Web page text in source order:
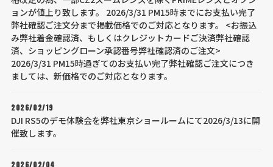
ョンが値上り致します。 2026/3/31 PM15時までにお支払い完了
弊社確認ご注文分まで掲載価格でのご対応となります。 <お振込
み弊社着金確認済、もしくはクレジットカードご決済弊社確認
済、ショッピングローン承認番号弊社確認済のご注文>
2026/3/31 PM15時過ぎてのお支払い完了弊社確認ご注文につき
ましては、新価格でのご対応となります。
2026/02/19
DJI RS5のデモ体験会を弊社東京ショールームにて2026/3/13に開
催致します。
2026/02/04